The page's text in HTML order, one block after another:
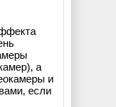
а
и
если